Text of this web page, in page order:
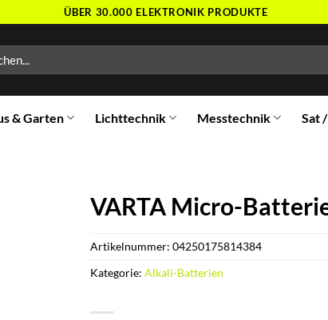
ÜBER 30.000 ELEKTRONIK PRODUKTE
& Garten Lichttechnik Messtechnik Sat
VARTA Micro-
Artikelnummer: 04250175814384
Kategorie: Alkali-Batterien